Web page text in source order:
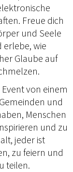
Freue dich
und Seele
wie
Glaube auf
von einem
und
Menschen
und zu
jeder ist
zu feiern und
teilen.